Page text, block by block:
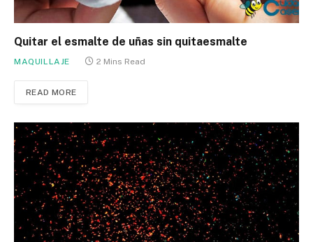
Quitar el esmalte de uñas sin quitaesmalte
MAQUILLAJE 2 Mins Read
READ MORE